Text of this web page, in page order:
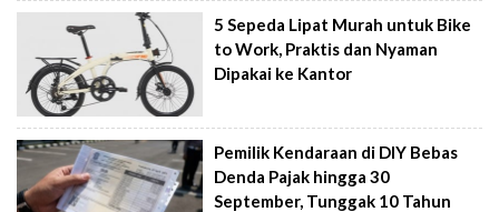
5 Sepeda Lipat Murah untuk Bike
to Work, Praktis dan Nyaman
Dipakai ke Kantor
Pemilik Kendaraan di DIY Bebas
Denda Pajak hingga 30
September, Tunggak 10 Tahun